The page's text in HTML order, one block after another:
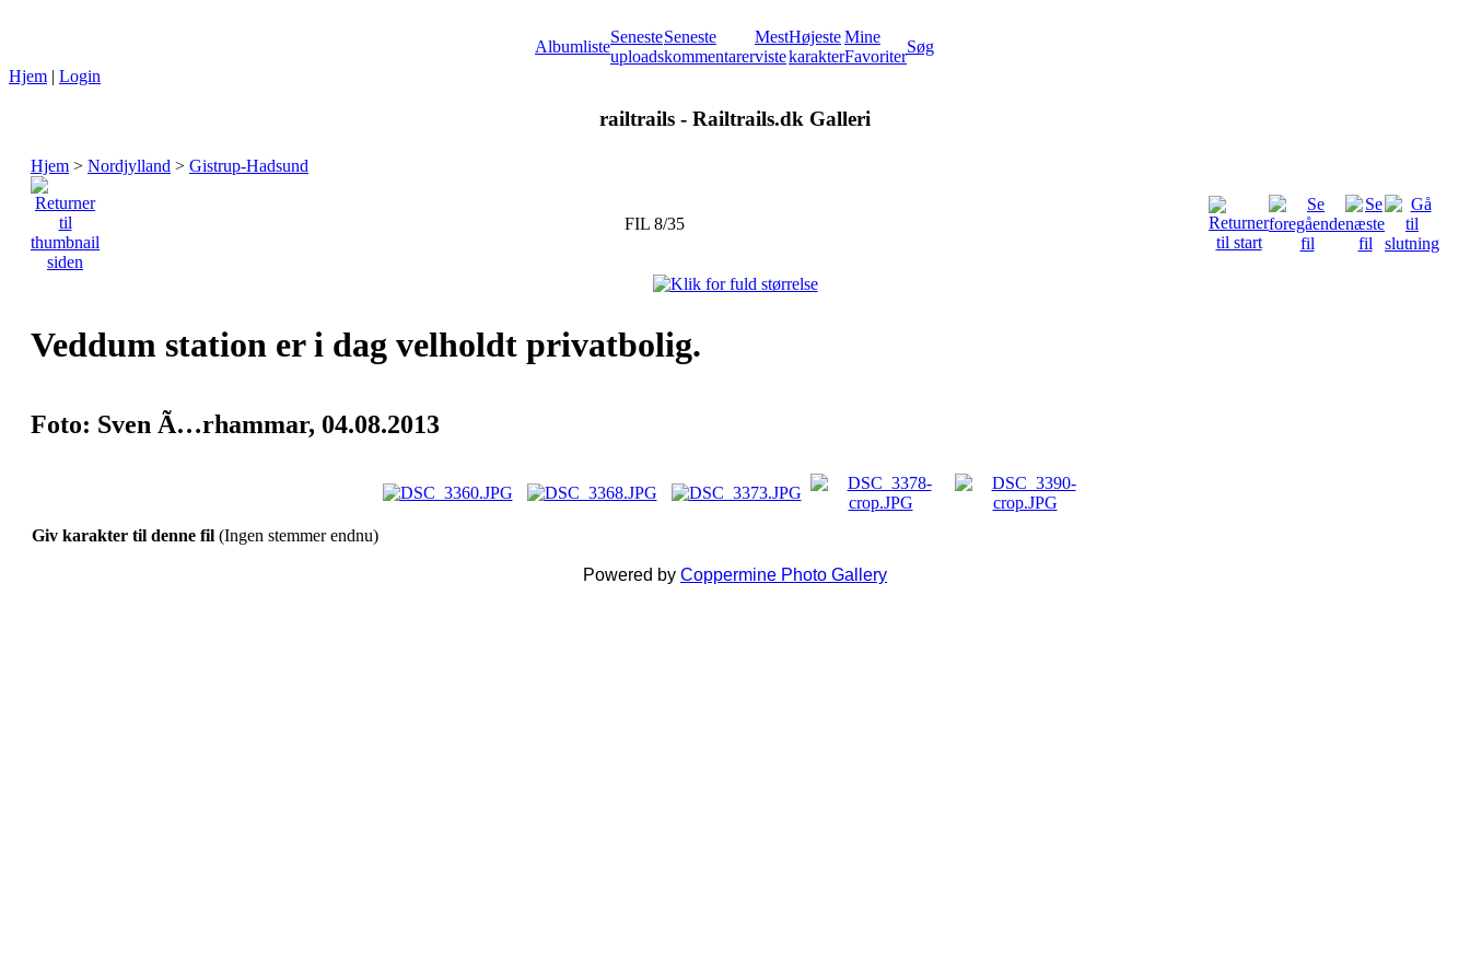
Albumliste
Seneste
uploads
Seneste
kommentarer
Mest
viste
Højeste
karakter
Mine
Favoriter
Søg
Hjem | Login
railtrails - Railtrails.dk Galleri
Hjem > Nordjylland > Gistrup-Hadsund
FIL 8/35
Veddum station er i dag velholdt privatbolig.
Foto: Sven Ã…rhammar, 04.08.2013
Giv karakter til denne fil (Ingen stemmer endnu)
Powered by Coppermine Photo Gallery